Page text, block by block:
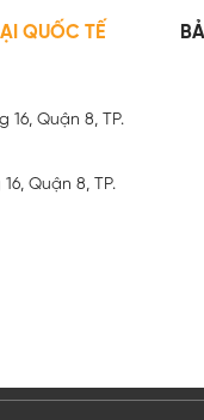
QUỐC TẾ
16, Quận 8, TP.
Quận 8, TP.